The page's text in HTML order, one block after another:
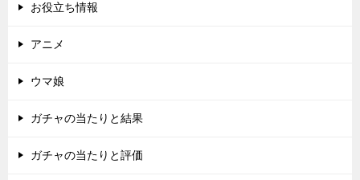
お役立ち情報
アニメ
ウマ娘
ガチャの当たりと結果
ガチャの当たりと評価